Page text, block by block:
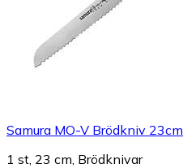
Samura MO-V Brödkniv 23cm
1 st, 23 cm, Brödknivar